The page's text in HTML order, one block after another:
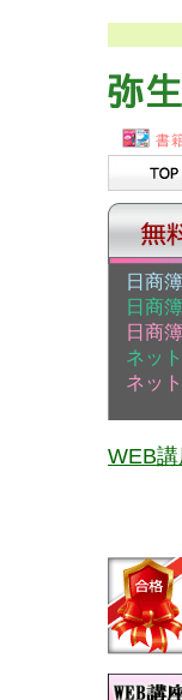
書
日商
日商
日商
ネッ
ネッ
WEB